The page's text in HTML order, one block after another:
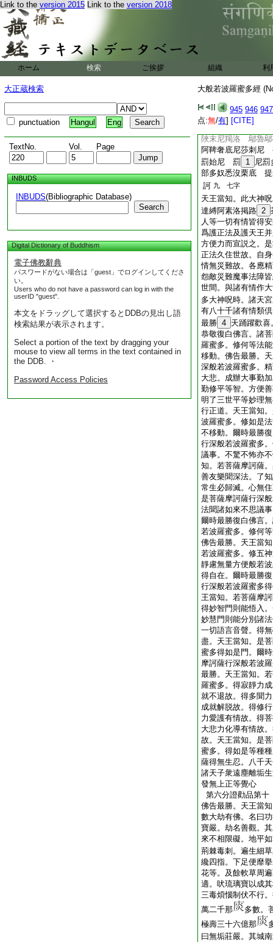
Link to the version 2015 Link to the version 2018
ホーム 検索 ご挨拶 組織 利
大正蔵検索
punctuation Hangul Eng
TextNo. Vol. Page
INBUDS
INBUDS(Bibliographic Database)
Search
Digital Dictionary of Buddhism
電子佛教辭典
パスワードがない場合は「guest」でログインしてくださ
い。
Users who do not have a password can log in with the
userID "guest".
本文をドラッグして選択するとDDBの見出し語
検索結果が表示されます。
Select a portion of the text by dragging your
mouse to view all terms in the text contained in
the DDB. ・
Password Access Policies
大般若波羅蜜多經
945 946 947
点:無/有] [CITE]
王當知。若菩薩摩
心不隨愛恚癡怖行
護正法。説法修行
當知。三世諸佛爲
作大饒益。陀羅尼曰
聲悉同
去聲
呼
若刹多 刹
陜末尼羯洛 鄔魯
阿鞞奢底尼莎刺
罰始尼 罰
1 尼
部多奴悉沒栗底
訶 九 七字
天王當知。此大神
達縛阿素洛掲路 2
人等一切有情皆得
爲護正法及護天王
方便力而宣説之。
正法久住世故。自
情無災難故。各應
怨敵災難魔事法障
世間。與諸有情作
多大神呪時。諸天
有八十千諸有情類
最勝 4 天踊躍歡
恭敬復白佛言。諸
羅蜜多。修何等法
移動。佛告最勝。
深般若波羅蜜多。
大悲。成辦大事勤
勤修平等智。方便
明了三世平等妙理
行正道。天王當知
波羅蜜多。修如是
不移動。爾時最勝
行深般若波羅蜜多
議事。不驚不怖亦
知。若菩薩摩訶薩
善友樂聞深法。了
常生必歸滅。心無
是菩薩摩訶薩行深
法聞諸如來不思議
爾時最勝復白佛言
若波羅蜜多。修何
佛告最勝。天王當
若波羅蜜多。修五
靜慮無量方便般若
得自在。爾時最勝
行深般若波羅蜜多
王當知。若菩薩摩
得妙智門則能悟入
妙慧門則能分別諸
一切語言音聲。得
盡。天王當知。是
蜜多得如是門。爾
摩訶薩行深般若波
最勝。天王當知。
羅蜜多。得寂靜力
就不退故。得多聞
成就解脱故。得修
力愛護有情故。得
大悲力化導有情故
故。天王當知。是
蜜多。得如是等種
薩得無生忍。八千
諸天子衆遠塵離垢
發無上正等覺心
第六分證勸品第十
佛告最勝。天王當
數大劫有佛。名曰
寶嚴。劫名善觀。
來不相限礙。地平
荊棘毒刺。遍生細
纔四指。下足便靡
花等。及餘軟草周
適。吠琉璃寶以成
三毒煩惱制伏不行
萬二千那
多數。
極壽三十六億那
曰無垢莊嚴。其城